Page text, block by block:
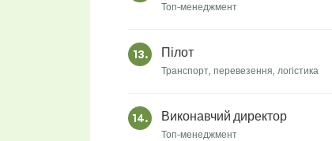
Топ-менеджмент
13. Пілот
Транспорт, перевезення, логістика
14. Виконавчий директор
Топ-менеджмент